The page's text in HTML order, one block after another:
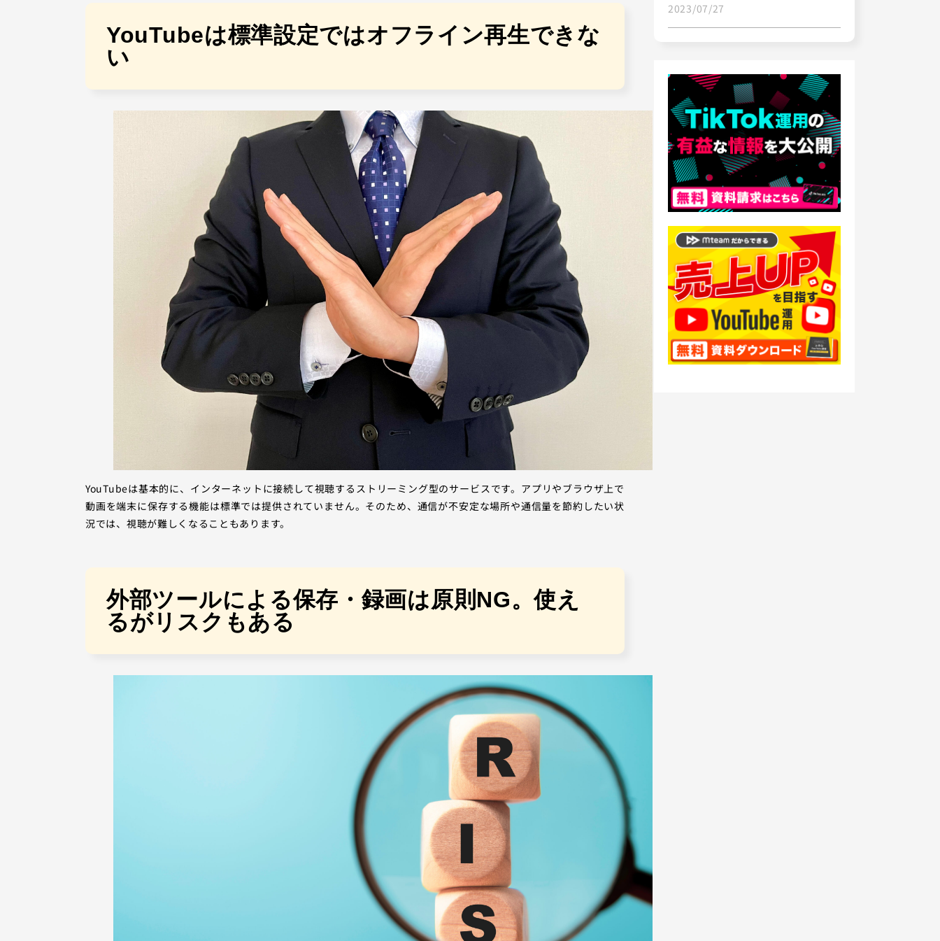
YouTubeは標準設定ではオフライン再生できな
い
YouTubeは基本的に、インターネットに接続して視聴するストリーミング型のサービスです。アプリやブラウザ上で
動画を端末に保存する機能は標準では提供されていません。そのため、通信が不安定な場所や通信量を節約したい状
況では、視聴が難しくなることもあります。
外部ツールによる保存・録画は原則NG。使え
るがリスクもある
2023/07/27